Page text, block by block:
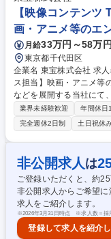
ーダークラス】映画・ア
【映像コンテン
画・アニメ等のエ
月給33万円～58万円
東京都千代田区
企業名 東宝株式会社 求人名 【映像コンテンツ TOHOanimationライセン
ス担当】映画・アニメ等のエンタメ企業 仕事
などを展開する当社にて
商品化・セールスプロモ
業・許諾・監修）を担って頂きます。 【求める
ョンスキルが高く、社内
業ができる方。色々な課
感じる方。 3. TVアニメ
P：https://tohoanimation.jp/portal/ 募集職種 【映像コ
mationライセンス担当】
業界未経験歓迎 年間休日
完全週休2日制
土日祝休
非公開求人 は
ご登録いただくと、約25
非公開求人からご希望に
求人をご紹介します。
※2026年3月31日時点 ※求人数＝採
登録して求人を紹介